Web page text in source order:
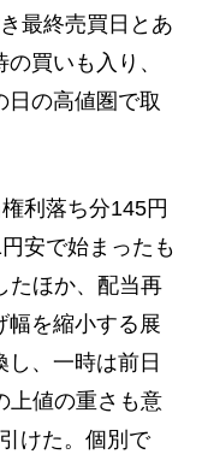
最終売買日とあ
買いも入り、
日の高値圏で取
利落ち分145円
安で始まったも
たほか、配当再
幅を縮小する展
、一時は前日
上値の重さも意
けた。個別で